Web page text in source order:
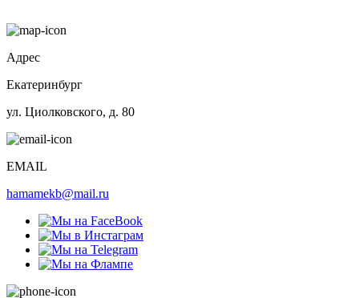
Адрес
Екатеринбург
ул. Циолковского, д. 80
EMAIL
hamamekb@mail.ru